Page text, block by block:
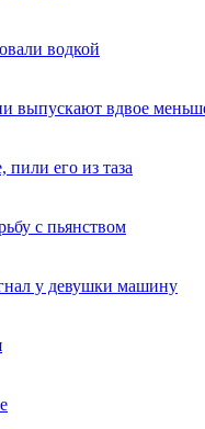
водкой
выпускают вдвое
его из таза
с пьянством
у девушки машину